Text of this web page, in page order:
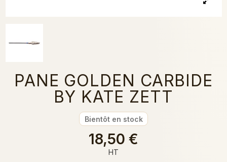
PANE GOLDEN CARBIDE
BY KATE ZETT
Bientôt en stock
18,50 €
HT